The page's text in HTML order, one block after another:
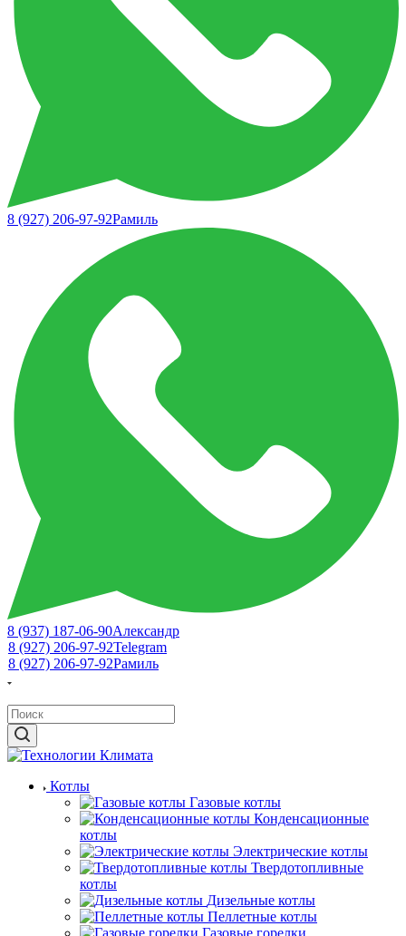
8 (927) 206-97-92Рамиль
8 (937) 187-06-90Александр
8 (927) 206-97-92Telegram
8 (927) 206-97-92Рамиль
Котлы
Газовые котлы
Конденсационные
котлы
Электрические котлы
Твердотопливные
котлы
Дизельные котлы
Пеллетные котлы
Газовые горелки